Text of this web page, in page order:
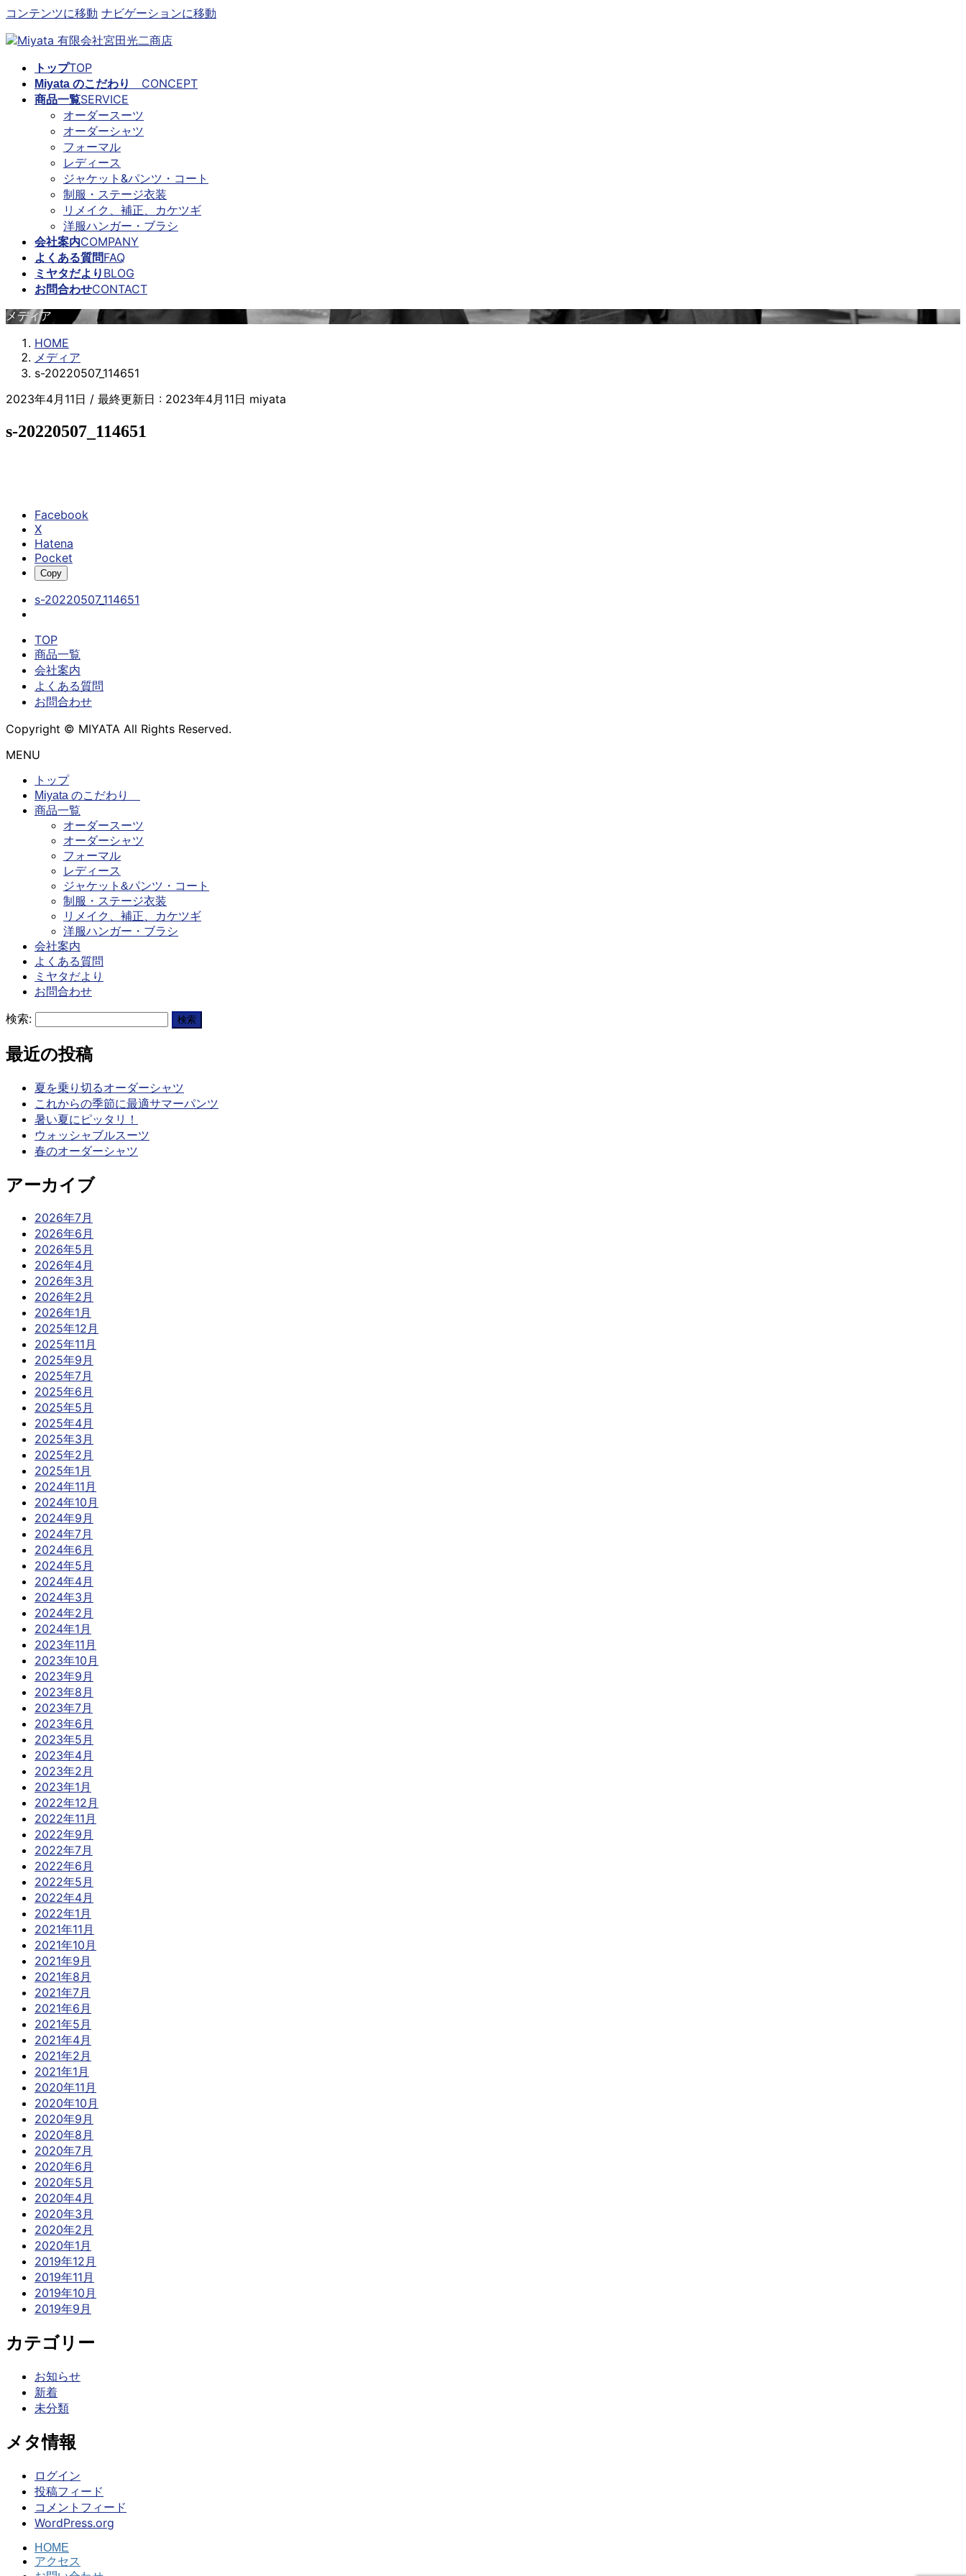
コンテンツに移動 ナビゲーションに移動
トップTOP
Miyata のこだわり CONCEPT
商品一覧SERVICE
オーダースーツ
オーダーシャツ
フォーマル
レディース
ジャケット&パンツ・コート
制服・ステージ衣装
リメイク、補正、カケツギ
洋服ハンガー・ブラシ
会社案内COMPANY
よくある質問FAQ
ミヤタだより BLOG
お問合わせCONTACT
メディア
HOME
メディア
s-20220507_114651
2023年4月11日 / 最終更新日 : 2023年4月11日 miyata
s-20220507_114651
Facebook
X
Hatena
Pocket
Copy
s-20220507_114651
TOP
商品一覧
会社案内
よくある質問
お問合わせ
Copyright © MIYATA All Rights Reserved.
MENU
トップ
Miyata のこだわり
商品一覧
オーダースーツ
オーダーシャツ
フォーマル
レディース
ジャケット&パンツ・コート
制服・ステージ衣装
リメイク、補正、カケツギ
洋服ハンガー・ブラシ
会社案内
よくある質問
ミヤタだより
お問合わせ
検索:
最近の投稿
夏を乗り切るオーダーシャツ
これからの季節に最適サマーパンツ
暑い夏にピッタリ！
ウォッシャブルスーツ
春のオーダーシャツ
アーカイブ
2026年7月
2026年6月
2026年5月
2026年4月
2026年3月
2026年2月
2026年1月
2025年12月
2025年11月
2025年9月
2025年7月
2025年6月
2025年5月
2025年4月
2025年3月
2025年2月
2025年1月
2024年11月
2024年10月
2024年9月
2024年7月
2024年6月
2024年5月
2024年4月
2024年3月
2024年2月
2024年1月
2023年11月
2023年10月
2023年9月
2023年8月
2023年7月
2023年6月
2023年5月
2023年4月
2023年2月
2023年1月
2022年12月
2022年11月
2022年9月
2022年7月
2022年6月
2022年5月
2022年4月
2022年1月
2021年11月
2021年10月
2021年9月
2021年8月
2021年7月
2021年6月
2021年5月
2021年4月
2021年2月
2021年1月
2020年11月
2020年10月
2020年9月
2020年8月
2020年7月
2020年6月
2020年5月
2020年4月
2020年3月
2020年2月
2020年1月
2019年12月
2019年11月
2019年10月
2019年9月
カテゴリー
お知らせ
新着
未分類
メタ情報
ログイン
投稿フィード
コメントフィード
WordPress.org
HOME
アクセス